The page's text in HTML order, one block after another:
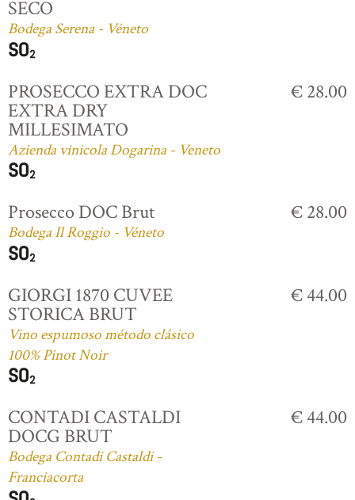
SECO
Bodega Serena - Véneto
PROSECCO EXTRA DOC
EXTRA DRY
MILLESIMATO
Azienda vinicola Dogarina - Veneto
€ 28.00
Prosecco DOC Brut
Bodega Il Roggio - Véneto
€ 28.00
GIORGI 1870 CUVEE
STORICA BRUT
Vino espumoso método clásico
100% Pinot Noir
€ 44.00
CONTADI CASTALDI
DOCG BRUT
Bodega Contadi Castaldi -
Franciacorta
€ 44.00